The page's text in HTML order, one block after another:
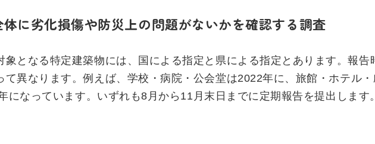
体に劣化損傷や防災上の問題がないかを確認する調査
象となる特定建築物には、国による指定と県による指定とあります。報告
て異なります。例えば、学校・病院・公会堂は2022年に、旅館・ホテル
になっています。いずれも8月から11月末日までに定期報告を提出します。